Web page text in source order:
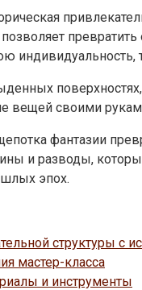
позволяет
вещей своими
фантазии
и разводы,
эпох.
структуры с
мастер-класса
и инструменты